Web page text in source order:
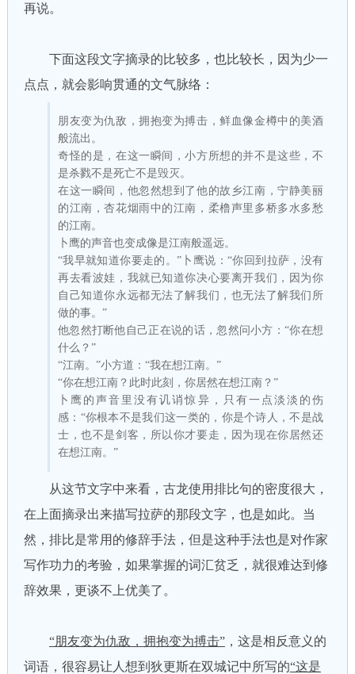
再说。
下面这段文字摘录的比较多，也比较长，因为少一
点点，就会影响贯通的文气脉络：
朋友变为仇敌，拥抱变为搏击，鲜血像金樽中的美酒
般流出。
奇怪的是，在这一瞬间，小方所想的并不是这些，不
是杀戮不是死亡不是毁灭。
在这一瞬间，他忽然想到了他的故乡江南，宁静美丽
的江南，杏花烟雨中的江南，柔橹声里多桥多水多愁
的江南。
卜鹰的声音也变成像是江南般遥远。
“我早就知道你要走的。”卜鹰说：“你回到拉萨，没有
再去看波娃，我就已知道你决心要离开我们，因为你
自己知道你永远都无法了解我们，也无法了解我们所
做的事。”
他忽然打断他自己正在说的话，忽然问小方：“你在想
什么？”
“江南。”小方道：“我在想江南。”
“你在想江南？此时此刻，你居然在想江南？”
卜鹰的声音里没有讥诮惊异，只有一点淡淡的伤
感：“你根本不是我们这一类的，你是个诗人，不是战
士，也不是剑客，所以你才要走，因为现在你居然还
在想江南。”
从这节文字中来看，古龙使用排比句的密度很大，
在上面摘录出来描写拉萨的那段文字，也是如此。当
然，排比是常用的修辞手法，但是这种手法也是对作家
写作功力的考验，如果掌握的词汇贫乏，就很难达到修
辞效果，更谈不上优美了。
“朋友变为仇敌，拥抱变为搏击”，这是相反意义的
词语，很容易让人想到狄更斯在双城记中所写的“这是